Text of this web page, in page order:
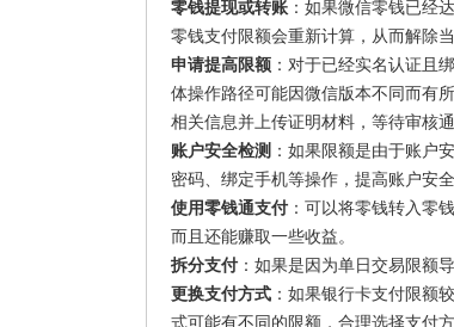
零钱提现或转账 ：如果微信零钱已经
零钱支付限额会重新计算，从而解除当
申请提高限额 ：对于已经实名认证且
体操作路径可能因微信版本不同而有
相关信息并上传证明材料，等待审核通
账户安全检测 ：如果限额是由于账户
密码、绑定手机等操作，提高账户安
使用零钱通支付 ：可以将零钱转入零
而且还能赚取一些收益。
拆分支付 ：如果是因为单日交易限额
更换支付方式 ：如果银行卡支付限额
式可能有不同的限额，合理选择支付